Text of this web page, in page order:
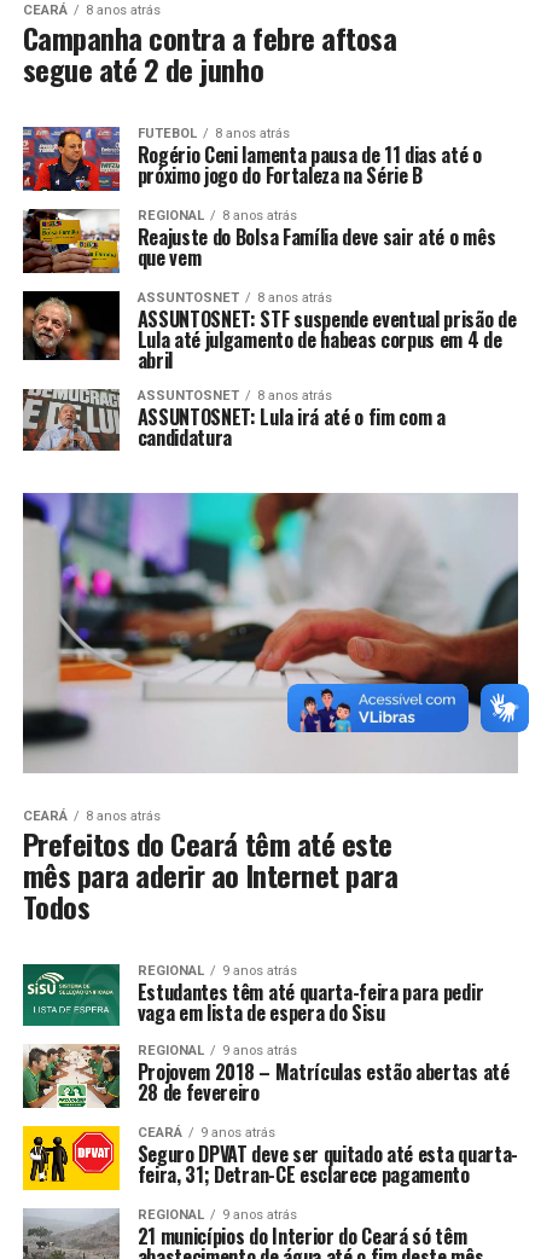
CEARÁ 8 anos atrás
Campanha contra a febre aftosa
segue até 2 de junho
FUTEBOL 8 anos atrás
Rogério Ceni lamenta pausa de 11 dias até o
próximo jogo do Fortaleza na Série B
REGIONAL 8 anos atrás
Reajuste do Bolsa Família deve sair até o mês
que vem
ASSUNTOSNET 8 anos atrás
ASSUNTOSNET: STF suspende eventual prisão de
Lula até julgamento de habeas corpus em 4 de
abril
ASSUNTOSNET 8 anos atrás
ASSUNTOSNET: Lula irá até o fim com a
candidatura
CEARÁ 8 anos atrás
Prefeitos do Ceará têm até este
mês para aderir ao Internet para
Todos
REGIONAL 9 anos atrás
Estudantes têm até quarta-feira para pedir
vaga em lista de espera do Sisu
REGIONAL 9 anos atrás
Projovem 2018 – Matrículas estão abertas até
28 de fevereiro
CEARÁ 9 anos atrás
Seguro DPVAT deve ser quitado até esta quarta-
feira, 31; Detran-CE esclarece pagamento
REGIONAL 9 anos atrás
21 municípios do Interior do Ceará só têm